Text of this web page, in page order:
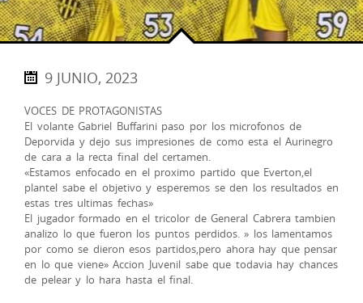
9 JUNIO, 2023
VOCES DE PROTAGONISTAS
El volante Gabriel Buffarini paso por los microfonos de
Deporvida y dejo sus impresiones de como esta el Aurinegro
de cara a la recta final del certamen.
«Estamos enfocado en el proximo partido que Everton,el
plantel sabe el objetivo y esperemos se den los resultados en
estas tres ultimas fechas»
El jugador formado en el tricolor de General Cabrera tambien
analizo lo que fueron los puntos perdidos. » los lamentamos
por como se dieron esos partidos,pero ahora hay que pensar
en lo que viene» Accion Juvenil sabe que todavia hay chances
de pelear y lo hara hasta el final.